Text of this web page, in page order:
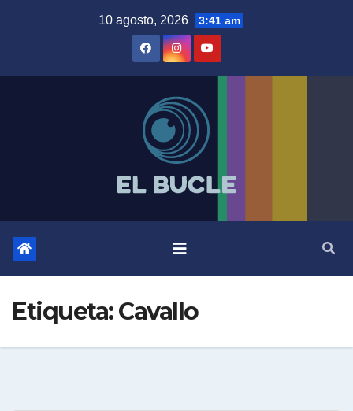
10 agosto, 2026 3:41 am
Etiqueta:Cavallo